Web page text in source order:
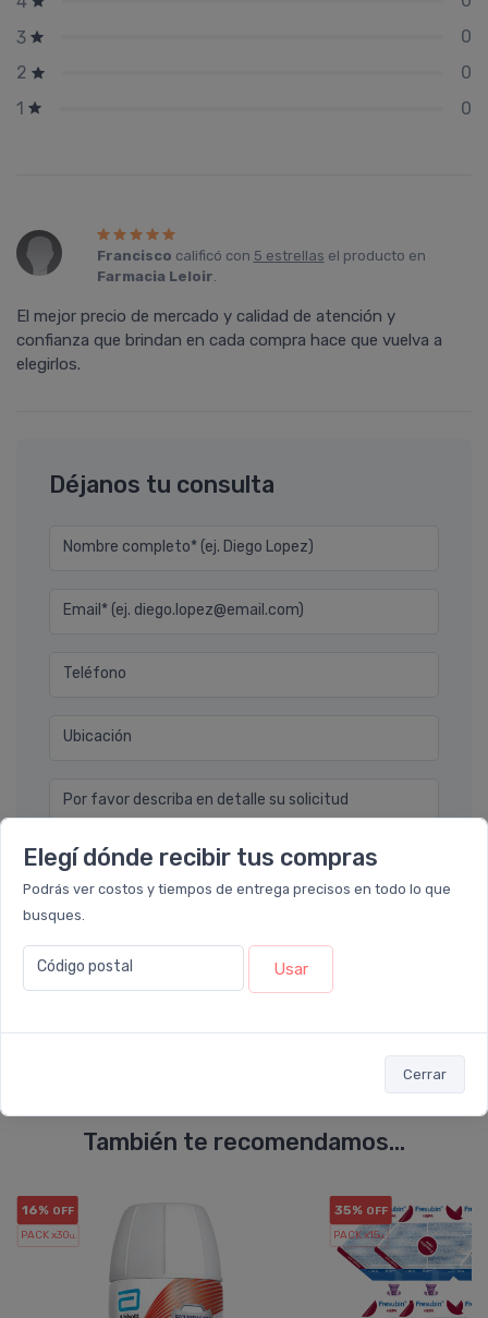
Elegí dónde recibir tus compras
Podrás ver costos y tiempos de entrega precisos en todo lo que
busques.
Código postal Usar
Cerrar
3
0
2
0
1
0
Francisco calificó con 5 estrellas el producto en
Farmacia Leloir.
El mejor precio de mercado y calidad de atención y
confianza que brindan en cada compra hace que vuelva a
elegirlos.
Déjanos tu consulta
Nombre completo* (ej. Diego Lopez)
Email* (ej. diego.lopez@email.com)
Teléfono
Ubicación
Por favor describa en detalle su solicitud
Enviar consulta
También te recomendamos...
16% OFF
PACK x30u.
35% OFF
PACK x15u.